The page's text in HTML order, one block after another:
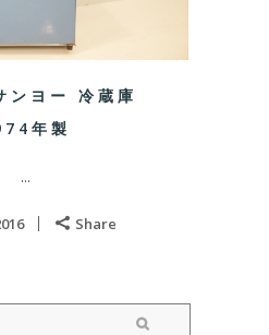
ヨー 冷蔵庫
年製
...
Share